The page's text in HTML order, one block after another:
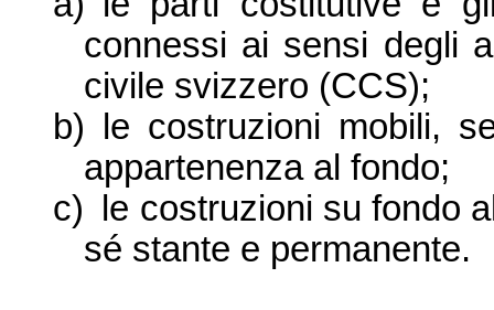
connessi ai sensi degli
civile svizzero (CCS);
b)
le costruzioni mobili,
appartenenza al fondo;
c)
le costruzioni su fondo
sé stante e permanente.